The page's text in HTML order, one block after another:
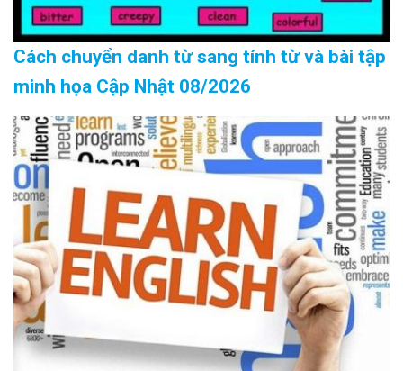
Cách chuyển danh từ sang tính từ và bài tập
minh họa Cập Nhật 08/2026